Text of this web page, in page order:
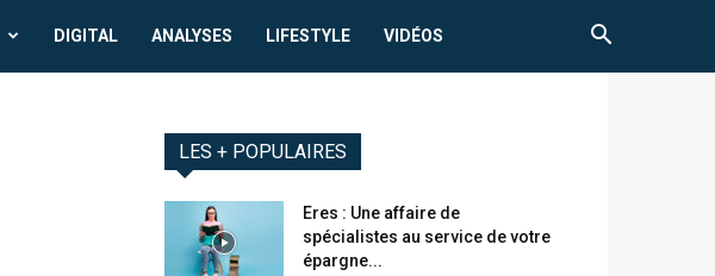
DIGITAL ANALYSES LIFESTYLE VIDÉOS
LES + POPULAIRES
Eres : Une affaire de
spécialistes au service de votre
épargne...